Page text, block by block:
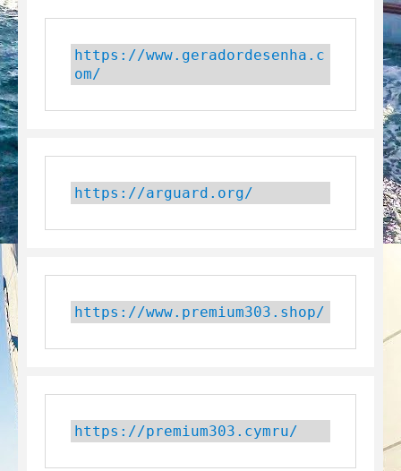
https://www.geradordesenha.c
om/
https://arguard.org/
https://www.premium303.shop/
https://premium303.cymru/